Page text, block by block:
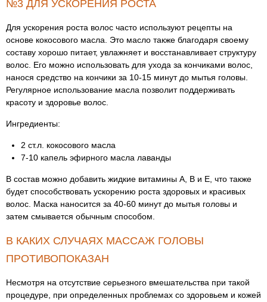
№3 ДЛЯ УСКОРЕНИЯ РОСТА
Для ускорения роста волос часто используют рецепты на
основе кокосового масла. Это масло также благодаря своему
составу хорошо питает, увлажняет и восстанавливает структуру
волос. Его можно использовать для ухода за кончиками волос,
нанося средство на кончики за 10-15 минут до мытья головы.
Регулярное использование масла позволит поддерживать
красоту и здоровье волос.
Ингредиенты:
2 ст.л. кокосового масла
7-10 капель эфирного масла лаванды
В состав можно добавить жидкие витамины А, В и Е, что также
будет способствовать ускорению роста здоровых и красивых
волос. Маска наносится за 40-60 минут до мытья головы и
затем смывается обычным способом.
В КАКИХ СЛУЧАЯХ МАССАЖ ГОЛОВЫ
ПРОТИВОПОКАЗАН
Несмотря на отсутствие серьезного вмешательства при такой
процедуре, при определенных проблемах со здоровьем и кожей